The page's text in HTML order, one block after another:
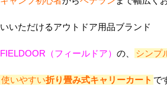
いいただけるアウトドア用品ブランド
FIELDOOR（フィールドア） の、 シンプ
使いやすい折り畳み式キャリーカート で